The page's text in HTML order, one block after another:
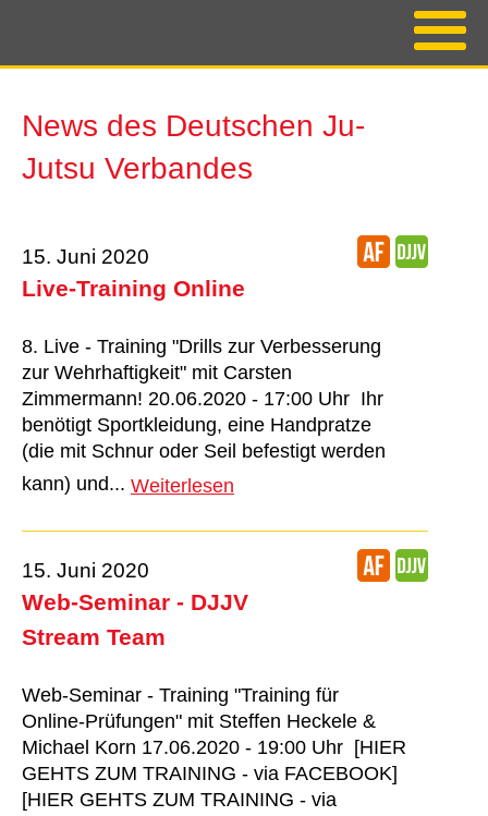
News des Deutschen Ju-
Jutsu Verbandes
15. Juni 2020
Live-Training Online
8. Live - Training "Drills zur Verbesserung
zur Wehrhaftigkeit" mit Carsten
Zimmermann! 20.06.2020 - 17:00 Uhr Ihr
benötigt Sportkleidung, eine Handpratze
(die mit Schnur oder Seil befestigt werden
kann) und... Weiterlesen
15. Juni 2020
Web-Seminar - DJJV
Stream Team
Web-Seminar - Training "Training für
Online-Prüfungen" mit Steffen Heckele &
Michael Korn 17.06.2020 - 19:00 Uhr [HIER
GEHTS ZUM TRAINING - via FACEBOOK]
[HIER GEHTS ZUM TRAINING - via